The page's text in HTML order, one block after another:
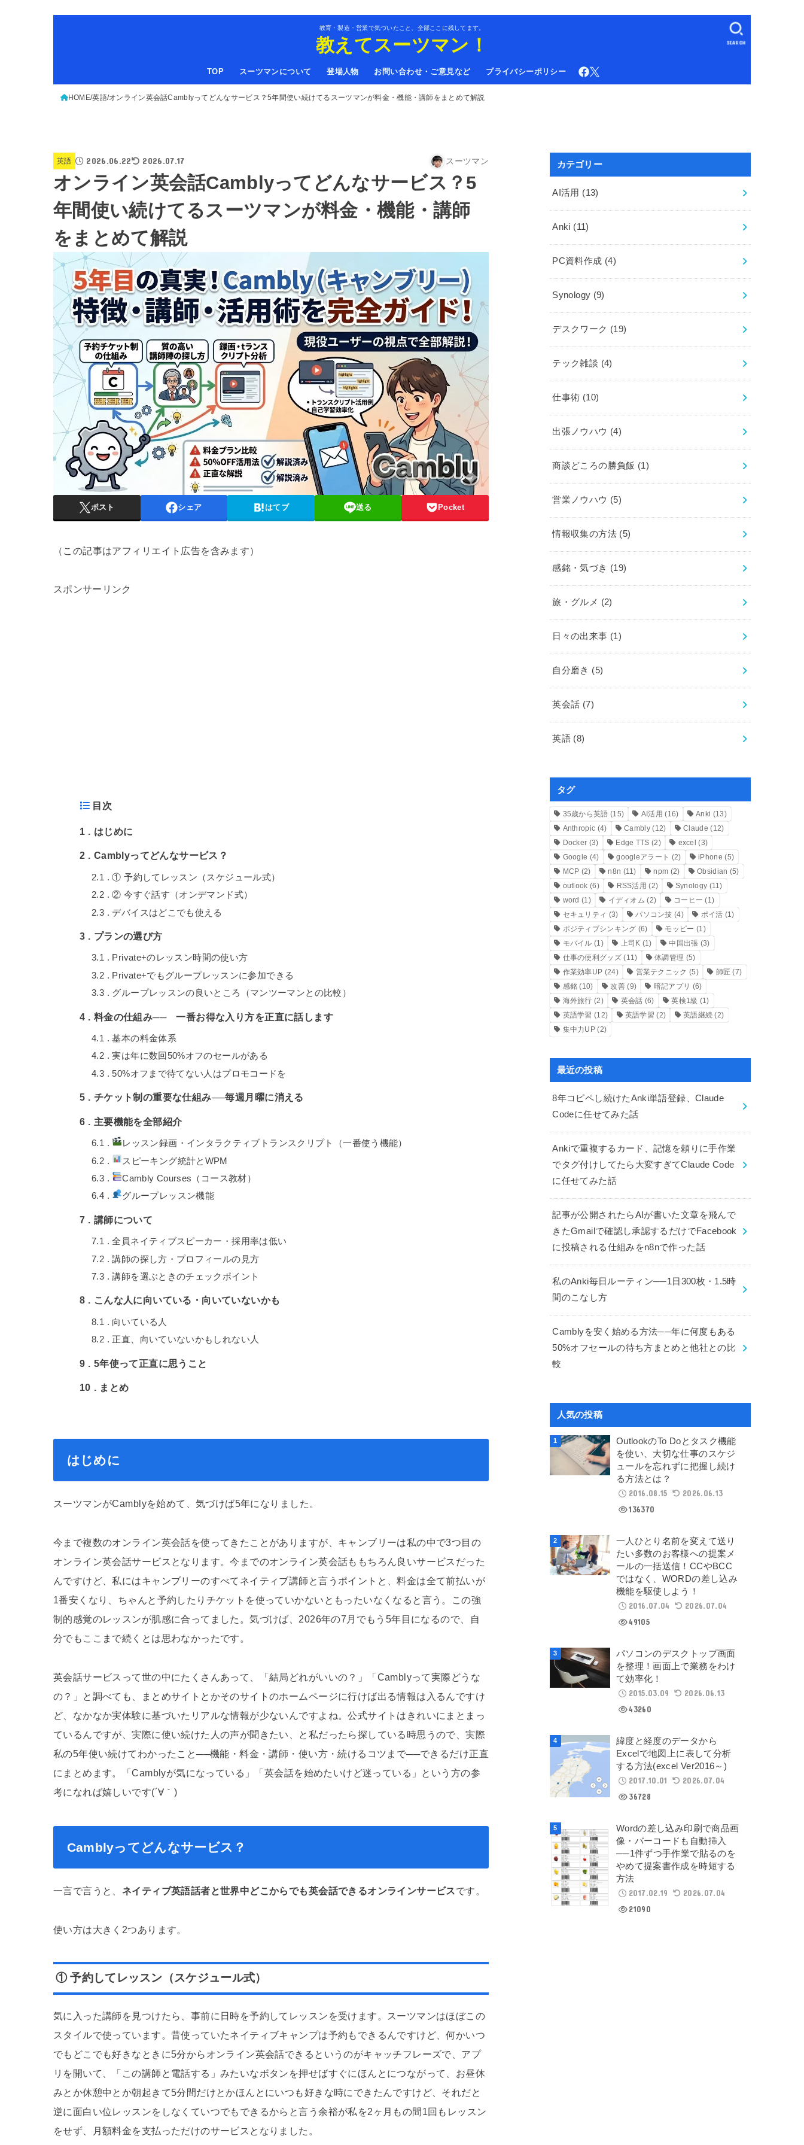
教育・製造・営業で気づいたこと、全部ここに残してます。
教えてスーツマン！
TOP スーツマンについて 登場人物 お問い合わせ・ご意見など プライバシーポリシー
SEARCH
HOME 英語 オンライン英会話Camblyってどんなサービス？5年間使い続けてるスーツマンが料金・機能・講師をまとめて解説
英語 2026.06.22 2026.07.17 スーツマン
オンライン英会話Camblyってどんなサービス？5
年間使い続けてるスーツマンが料金・機能・講師
をまとめて解説
ポスト シェア はてブ 送る Pocket
（この記事はアフィリエイト広告を含みます）
スポンサーリンク
目次
1 はじめに
2 Camblyってどんなサービス？
2.1
① 予約してレッスン（スケジュール式）
2.2
② 今すぐ話す（オンデマンド式）
2.3
デバイスはどこでも使える
3 プランの選び方
3.1
Private+のレッスン時間の使い方
3.2
Private+でもグループレッスンに参加できる
3.3
グループレッスンの良いところ（マンツーマンとの比較）
4 料金の仕組み── 一番お得な入り方を正直に話します
4.1
基本の料金体系
4.2
実は年に数回50%オフのセールがある
4.3
50%オフまで待てない人はプロモコードを
5 チケット制の重要な仕組み──毎週月曜に消える
6 主要機能を全部紹介
6.1
レッスン録画・インタラクティブトランスクリプト（一番使う機能）
6.2
スピーキング統計とWPM
6.3
Cambly Courses（コース教材）
6.4
グループレッスン機能
7 講師について
7.1
全員ネイティブスピーカー・採用率は低い
7.2
講師の探し方・プロフィールの見方
7.3
講師を選ぶときのチェックポイント
8 こんな人に向いている・向いていないかも
8.1
向いている人
8.2
正直、向いていないかもしれない人
9 5年使って正直に思うこと
10 まとめ
はじめに
スーツマンがCamblyを始めて、気づけば5年になりました。
今まで複数のオンライン英会話を使ってきたことがありますが、キャンブリーは私の中で3つ目の
オンライン英会話サービスとなります。今までのオンライン英会話ももちろん良いサービスだった
んですけど、私にはキャンブリーのすべてネイティブ講師と言うポイントと、料金は全て前払いが
1番安くなり、ちゃんと予約したりチケットを使っていかないともったいなくなると言う。この強
制的感覚のレッスンが肌感に合ってました。気づけば、2026年の7月でもう5年目になるので、自
分でもここまで続くとは思わなかったです。
英会話サービスって世の中にたくさんあって、「結局どれがいいの？」「Camblyって実際どうな
の？」と調べても、まとめサイトとかそのサイトのホームページに行けば出る情報は入るんですけ
ど、なかなか実体験に基づいたリアルな情報が少ないんですよね。公式サイトはきれいにまとまっ
ているんですが、実際に使い続けた人の声が聞きたい、と私だったら探している時思うので、実際
私の5年使い続けてわかったこと──機能・料金・講師・使い方・続けるコツまで──できるだけ正直
にまとめます。「Camblyが気になっている」「英会話を始めたいけど迷っている」という方の参
考になれば嬉しいです(´∀｀)
Camblyってどんなサービス？
一言で言うと、 ネイティブ英語話者と世界中どこからでも英会話できるオンラインサービスです。
使い方は大きく2つあります。
① 予約してレッスン（スケジュール式）
気に入った講師を見つけたら、事前に日時を予約してレッスンを受けます。スーツマンはほぼこの
スタイルで使っています。昔使っていたネイティブキャンプは予約もできるんですけど、何かいつ
でもどこでも好きなときに5分からオンライン英会話できるというのがキャッチフレーズで、アプ
リを開いて、「この講師と電話する」みたいなボタンを押せばすぐにほんとにつながって、お昼休
みとか休憩中とか朝起きて5分間だけとかほんとにいつも好きな時にできたんですけど、それだと
逆に面白い位レッスンをしなくていつでもできるからと言う余裕が私を2ヶ月もの間1回もレッスン
をせず、月額料金を支払っただけのサービスとなりました。
カテゴリー
AI活用 (13)
Anki (11)
PC資料作成 (4)
Synology (9)
デスクワーク (19)
テック雑談 (4)
仕事術 (10)
出張ノウハウ (4)
商談どころの勝負飯 (1)
営業ノウハウ (5)
情報収集の方法 (5)
感銘・気づき (19)
旅・グルメ (2)
日々の出来事 (1)
自分磨き (5)
英会話 (7)
英語 (8)
タグ
35歳から英語 (15) AI活用 (16) Anki (13)
Anthropic (4) Cambly(12) Claude (12)
Docker (3) Edge TTS (2) excel (3)
Google (4) googleアラート (2) iPhone (5)
MCP (2) n8n (11) npm (2) Obsidian (5)
outlook (6) RSS活用 (2) Synology (11)
word (1) イディオム (2) コーヒー (1)
セキュリティ (3) パソコン技 (4) ポイ活 (1)
ポジティブシンキング (6) モッピー (1)
モバイル (1) 上司K (1) 中国出張 (3)
仕事の便利グッズ(11) 体調管理 (5)
作業効率UP (24) 営業テクニック (5) 師匠 (7)
感銘 (10) 改善(9) 暗記アプリ (6)
海外旅行 (2) 英会話 (6) 英検1級 (1)
英語学習 (12) 英語学習 (2) 英語継続 (2)
集中力UP (2)
最近の投稿
8年コピペし続けたAnki単語登録、Claude
Codeに任せてみた話
Ankiで重複するカード、記憶を頼りに手作業
でタグ付けしてたら大変すぎてClaude Code
に任せてみた話
記事が公開されたらAIが書いた文章を飛んで
きたGmailで確認し承認するだけでFacebook
に投稿される仕組みをn8nで作った話
私のAnki毎日ルーティン──1日300枚・1.5時
間のこなし方
Camblyを安く始める方法──年に何度もある
50%オフセールの待ち方まとめと他社との比
較
人気の投稿
OutlookのTo Doとタスク機能
を使い、大切な仕事のスケジ
ュールを忘れずに把握し続け
る方法とは？
2016.08.15
2026.06.13
136370
一人ひとり名前を変えて送り
たい多数のお客様への提案メ
ールの一括送信！CCやBCC
ではなく、WORDの差し込み
機能を駆使しよう！
2016.07.04
2026.07.04
49105
パソコンのデスクトップ画面
を整理！画面上で業務をわけ
て効率化！
2015.03.09
2026.06.13
43260
緯度と経度のデータから
Excelで地図上に表して分析
する方法(excel Ver2016～)
2017.10.01
2026.07.04
36728
Wordの差し込み印刷で商品画
像・バーコードも自動挿入
──1件ずつ手作業で貼るのを
やめて提案書作成を時短する
方法
2017.02.19
2026.07.04
21090